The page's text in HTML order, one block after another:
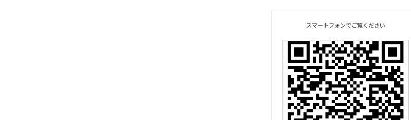
スマートフォンでご覧ください